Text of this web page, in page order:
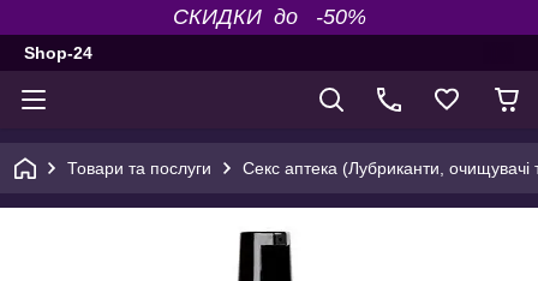
СКИДКИ до -50%
Shop-24
Товари та послуги Секс аптека (Лубриканти, очищувачі